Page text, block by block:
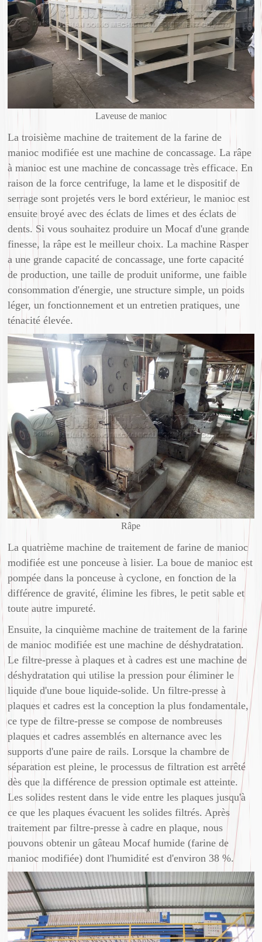
Laveuse de manioc
La troisième machine de traitement de la farine de
manioc modifiée est une machine de concassage. La râpe
à manioc est une machine de concassage très efficace. En
raison de la force centrifuge, la lame et le dispositif de
serrage sont projetés vers le bord extérieur, le manioc est
ensuite broyé avec des éclats de limes et des éclats de
dents. Si vous souhaitez produire un Mocaf d'une grande
finesse, la râpe est le meilleur choix. La machine Rasper
a une grande capacité de concassage, une forte capacité
de production, une taille de produit uniforme, une faible
consommation d'énergie, une structure simple, un poids
léger, un fonctionnement et un entretien pratiques, une
ténacité élevée.
Râpe
La quatrième machine de traitement de farine de manioc
modifiée est une ponceuse à lisier. La boue de manioc est
pompée dans la ponceuse à cyclone, en fonction de la
différence de gravité, élimine les fibres, le petit sable et
toute autre impureté.
Ensuite, la cinquième machine de traitement de la farine
de manioc modifiée est une machine de déshydratation.
Le filtre-presse à plaques et à cadres est une machine de
déshydratation qui utilise la pression pour éliminer le
liquide d'une boue liquide-solide. Un filtre-presse à
plaques et cadres est la conception la plus fondamentale,
ce type de filtre-presse se compose de nombreuses
plaques et cadres assemblés en alternance avec les
supports d'une paire de rails. Lorsque la chambre de
séparation est pleine, le processus de filtration est arrêté
dès que la différence de pression optimale est atteinte.
Les solides restent dans le vide entre les plaques jusqu'à
ce que les plaques évacuent les solides filtrés. Après
traitement par filtre-presse à cadre en plaque, nous
pouvons obtenir un gâteau Mocaf humide (farine de
manioc modifiée) dont l'humidité est d'environ 38 %.